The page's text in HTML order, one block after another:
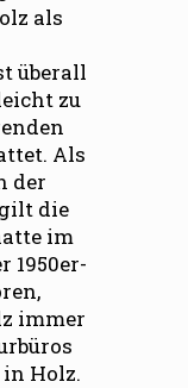
als
überall
zu
Als
der
die
im
1950er-
immer
Holz.